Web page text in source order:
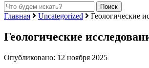
Главная Uncategorized Геологические
Геологические
Опубликовано: 12 ноября 2025